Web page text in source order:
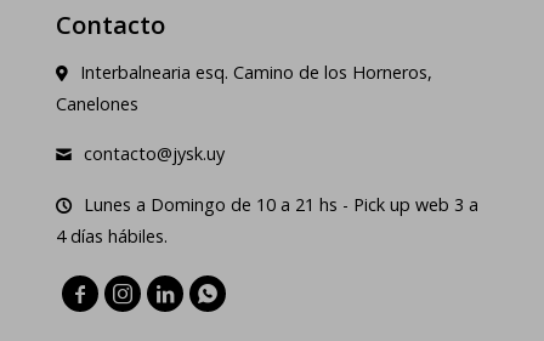
Contacto
Interbalnearia esq. Camino de los Horneros,
Canelones
contacto@jysk.uy
Lunes a Domingo de 10 a 21 hs - Pick up web 3 a
4 días hábiles.
   